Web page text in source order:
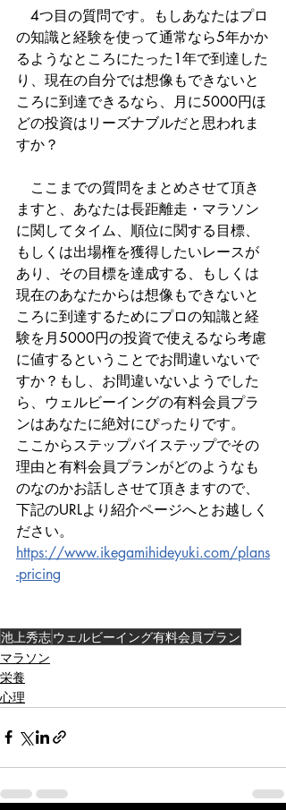
4つ目の質問です。もしあなたはプロ
の知識と経験を使って通常なら5年かか
るようなところにたった1年で到達した
り、現在の自分では想像もできないと
ころに到達できるなら、月に5000円ほ
どの投資はリーズナブルだと思われま
すか？
ここまでの質問をまとめさせて頂き
ますと、あなたは長距離走・マラソン
に関してタイム、順位に関する目標、
もしくは出場権を獲得したいレースが
あり、その目標を達成する、もしくは
現在のあなたからは想像もできないと
ころに到達するためにプロの知識と経
験を月5000円の投資で使えるなら考慮
に値するということでお間違いないで
すか？もし、お間違いないようでした
ら、ウェルビーイングの有料会員プラ
ンはあなたに絶対にぴったりです。
ここからステップバイステップでその
理由と有料会員プランがどのようなも
のなのかお話しさせて頂きますので、
下記のURLより紹介ページへとお越しく
ださい。
https://www.ikegamihideyuki.com/plans
-pricing
池上秀志ウェルビーイング有料会員プラン
マラソン
栄養
心理